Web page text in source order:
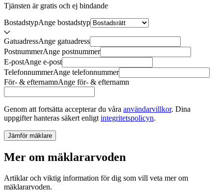
Tjänsten är gratis och ej bindande
BostadstypAnge bostadstyp
GatuadressAnge gatuadress
PostnummerAnge postnummer
E-postAnge e-post
TelefonnummerAnge telefonnummer
För- & efternamnAnge för- & efternamn
Genom att fortsätta accepterar du våra användarvillkor. Dina
uppgifter hanteras säkert enligt integritetspolicyn.
Jämför mäklare
Mer om mäklararvoden
Artiklar och viktig information för dig som vill veta mer om
mäklararvoden.